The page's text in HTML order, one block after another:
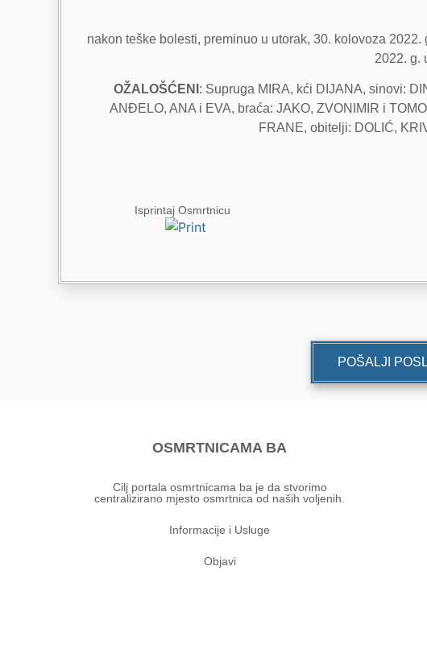
nakon teške bolesti, preminuo u utorak, 30. kolovoza
2022. g.
OŽALOŠĆENI : Supruga MIRA, kći DIJANA, sinovi:
ANĐELO, ANA i EVA, braća: JAKO, ZVONIMIR i
FRANE, obitelji: DOLIĆ,
Isprintaj Osmrtnicu
POŠALJI
OSMRTNICAMA BA
Cilj portala osmrtnicama ba je da stvorimo
centralizirano mjesto osmrtnica od naših voljenih.
Informacije i Usluge
Objavi